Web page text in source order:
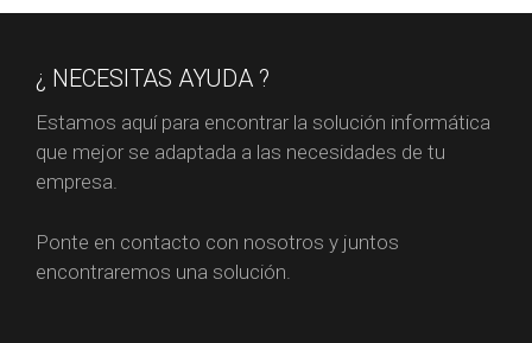
¿ NECESITAS AYUDA ?
Estamos aquí para encontrar la solución informática
que mejor se adaptada a las necesidades de tu
empresa.
Ponte en contacto con nosotros y juntos
encontraremos una solución.